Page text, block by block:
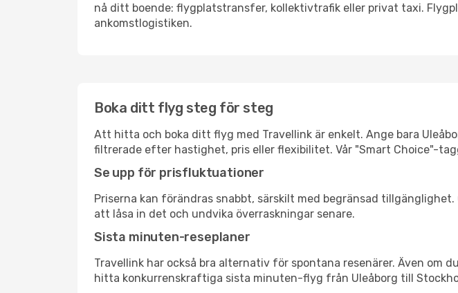
nå ditt boende: flygplatstransfer, kollektivtrafik eller privat taxi.
ankomstlogistiken.
Boka ditt flyg steg för steg
Att hitta och boka ditt flyg med Travellink är enkelt. Ange bara
filtrerade efter hastighet, pris eller flexibilitet. Vår "Smart Choice"-
Se upp för prisfluktuationer
Priserna kan förändras snabbt, särskilt med begränsad
att låsa in det och undvika överraskningar senare.
Sista minuten-reseplaner
Travellink har också bra alternativ för spontana resenärer. Även
hitta konkurrenskraftiga sista minuten-flyg från Uleåborg till